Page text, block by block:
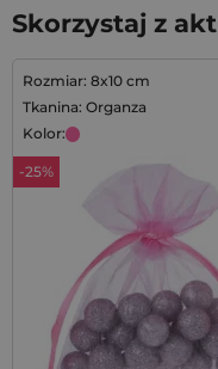
Skorzystaj z
Rozmiar: 8x10 cm
Tkanina: Organza
Kolor:
-25%